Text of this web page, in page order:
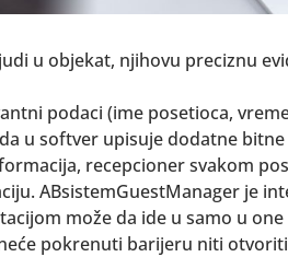
u objekat, njihovu preciznu
podaci (ime posetioca,
u softver upisuje dodatne
recepcioner svakom
ABsistemGuestManager je
može da ide u samo u
pokrenuti barijeru niti